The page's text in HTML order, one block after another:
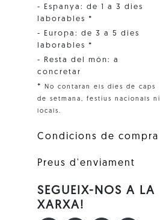
- Espanya: de 1 a 3 dies
laborables *
- Europa: de 3 a 5 dies
laborables *
- Resta del món: a
concretar
*
No contaran els dies de caps
de setmana, festius nacionals ni
locals.
Condicions de compra
Preus d'enviament
SEGUEIX-NOS A LA
XARXA!